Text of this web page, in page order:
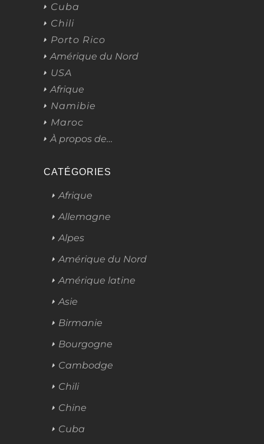
Cuba
Chili
Porto Rico
Amérique du Nord
USA
Afrique
Namibie
Maroc
À propos de…
CATÉGORIES
Afrique
Allemagne
Alpes
Amérique du Nord
Amérique latine
Asie
Birmanie
Bourgogne
Cambodge
Chili
Chine
Cuba